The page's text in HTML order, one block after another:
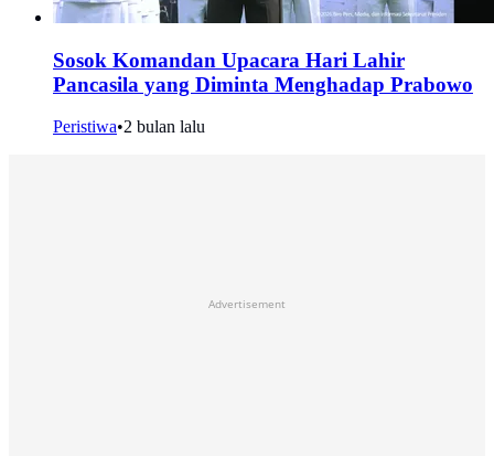
Sosok Komandan Upacara Hari Lahir
Pancasila yang Diminta Menghadap Prabowo
Peristiwa•2 bulan lalu
Advertisement